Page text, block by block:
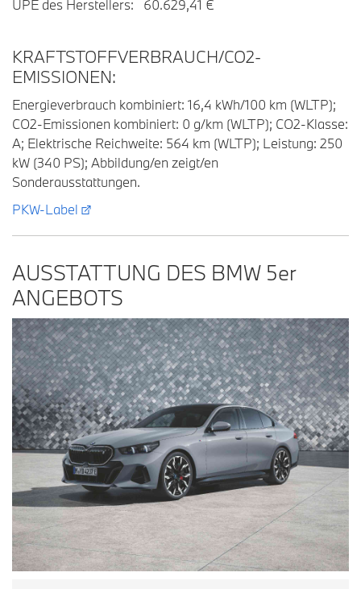
UPE des Herstellers: 60.629,41 €
KRAFTSTOFFVERBRAUCH/CO2-
EMISSIONEN:
Energieverbrauch kombiniert: 16,4 kWh/100 km (WLTP);
CO2-Emissionen kombiniert: 0 g/km (WLTP); CO2-Klasse:
A; Elektrische Reichweite: 564 km (WLTP); Leistung: 250
kW (340 PS); Abbildung/en zeigt/en
Sonderausstattungen.
PKW-Label
AUSSTATTUNG DES BMW 5er
ANGEBOTS